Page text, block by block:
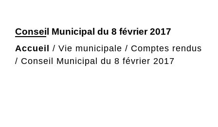
Conseil Municipal du 8 février 2017
Accueil / Vie municipale / Comptes rendus
/ Conseil Municipal du 8 février 2017